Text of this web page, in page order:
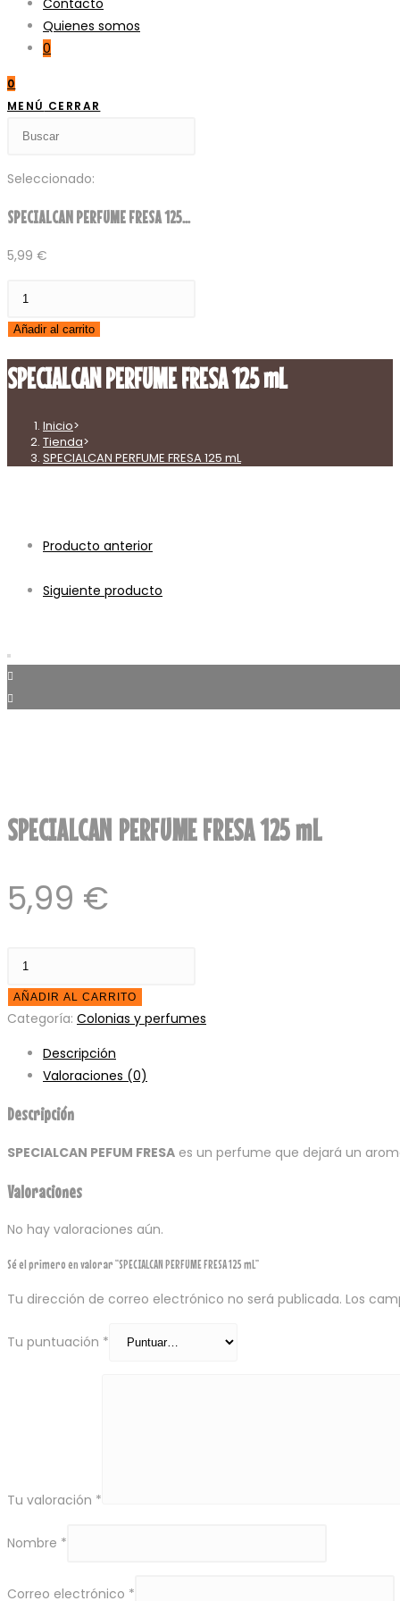
Quienes somos
0
0
MENÚ CERRAR
esta
Seleccionado:
SPECIALCAN PERFUME FRESA 125…
5,99 €
FRESA
125
mL
Añadir al carrito
SPECIALCAN PERFUME FRESA 125 mL
Inicio>
Tienda>
SPECIALCAN PERFUME FRESA 125 mL
Producto anterior
Siguiente producto
SPECIALCAN PERFUME FRESA 125 mL
5,99 €
FRESA
125
cantidad
AÑADIR AL CARRITO
Categoría: Colonias y perfumes
Descripción
Valoraciones (0)
Descripción
SPECIALCAN PEFUM FRESA es un perfume que dejará un
Valoraciones
No hay valoraciones aún.
Sé el primero en valorar “SPECIALCAN PERFUME FRESA 125 mL”
Tu dirección de correo electrónico no será publicada. Los
Tu puntuación *
Tu valoración *
Nombre *
Correo electrónico *